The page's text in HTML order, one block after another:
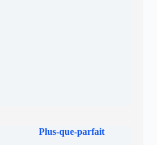
Plus-que-parfait